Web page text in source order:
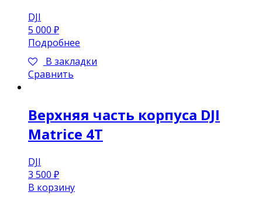
DJI
5 000 ₽
Подробнее
В закладки
Сравнить
Верхняя часть корпуса DJI
Matrice 4T
DJI
3 500 ₽
В корзину